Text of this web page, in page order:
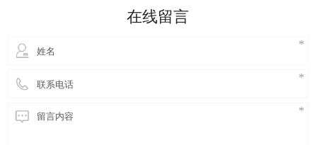
在线留言